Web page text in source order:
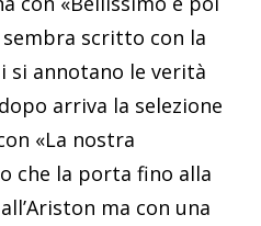
scritto con la
si annotano le verità
arriva la selezione
«La nostra
che la porta fino alla
ma con una